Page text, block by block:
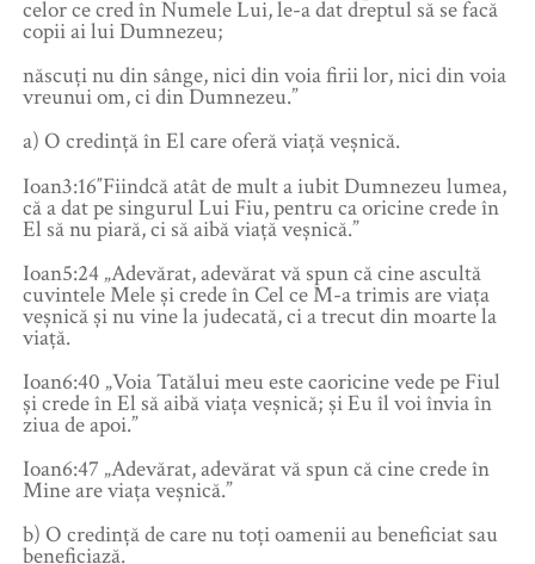
celor ce cred în Numele Lui, le-a dat dreptul să se facă
copii ai lui Dumnezeu;
născuți nu din sânge, nici din voia firii lor, nici din voia
vreunui om, ci din Dumnezeu.”
a) O credință în El care oferă viață veșnică.
Ioan3:16″Fiindcă atât de mult a iubit Dumnezeu lumea,
că a dat pe singurul Lui Fiu, pentru ca oricine crede în
El să nu piară, ci să aibă viață veșnică.”
Ioan5:24 „Adevărat, adevărat vă spun că cine ascultă
cuvintele Mele şi crede în Cel ce M-a trimis are viaţa
veşnică şi nu vine la judecată, ci a trecut din moarte la
viaţă.
Ioan6:40 „Voia Tatălui meu este caoricine vede pe Fiul
şi crede în El să aibă viaţa veşnică; şi Eu îl voi învia în
ziua de apoi.”
Ioan6:47 „Adevărat, adevărat vă spun că cine crede în
Mine are viaţa veşnică.”
b) O credință de care nu toți oamenii au beneficiat sau
beneficiază.